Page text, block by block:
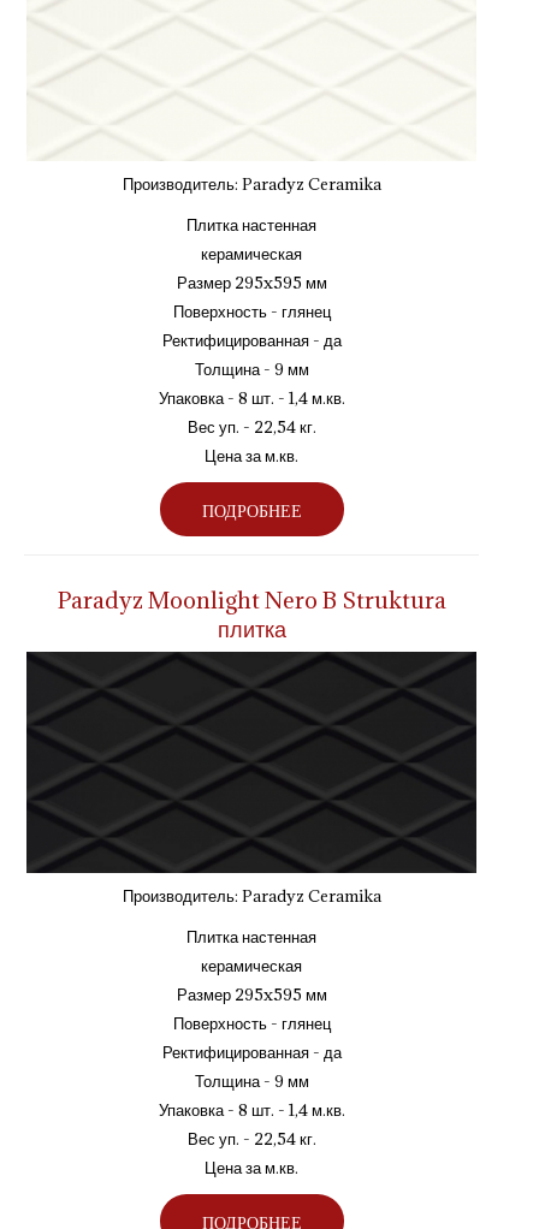
Производитель: Paradyz Ceramika
Плитка настенная
керамическая
Размер 295x595 мм
Поверхность - глянец
Ректифицированная - да
Толщина - 9 мм
Упаковка - 8 шт. - 1,4 м.кв.
Вес уп. - 22,54 кг.
Цена за м.кв.
ПОДРОБНЕЕ
Paradyz Moonlight Nero B Struktura
плитка
Производитель: Paradyz Ceramika
Плитка настенная
керамическая
Размер 295x595 мм
Поверхность - глянец
Ректифицированная - да
Толщина - 9 мм
Упаковка - 8 шт. - 1,4 м.кв.
Вес уп. - 22,54 кг.
Цена за м.кв.
ПОДРОБНЕЕ